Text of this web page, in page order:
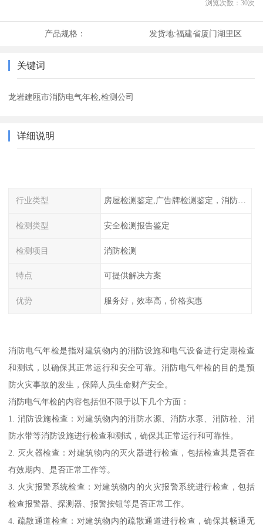
浏览次数： 30次
产品规格： 发货地:福建省厦门湖里区
关键词
龙岩建瓯市消防电气年检,检测公司
详细说明
行业类型 房屋检测鉴定,广告牌检测鉴定，消防检测
检测类型 安全检测报告鉴定
检测项目 消防检测
特点 可提供解决方案
优势 服务好，效率高，价格实惠
消防电气年检是指对建筑物内的消防设施和电气设备进行定期检查
和测试，以确保其正常运行和安全可靠。消防电气年检的目的是预
防火灾事故的发生，保障人员生命财产安全。
消防电气年检的内容包括但不限于以下几个方面：
1. 消防设施检查：对建筑物内的消防水源、消防水泵、消防栓、消
防水带等消防设施进行检查和测试，确保其正常运行和可靠性。
2. 灭火器检查：对建筑物内的灭火器进行检查，包括检查其是否在
有效期内、是否正常工作等。
3. 火灾报警系统检查：对建筑物内的火灾报警系统进行检查，包括
检查报警器、探测器、报警按钮等是否正常工作。
4. 疏散通道检查：对建筑物内的疏散通道进行检查，确保其畅通无